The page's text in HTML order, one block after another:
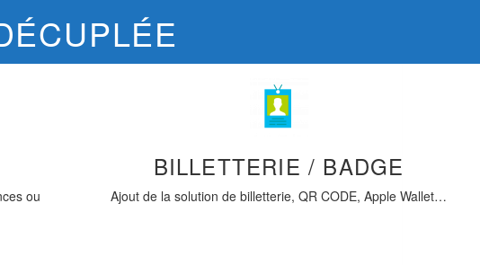
ou
BILLETTERIE / BADGE
Ajout de la solution de billetterie, QR CODE, Apple Wallet…